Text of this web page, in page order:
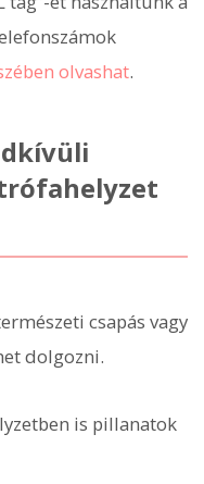
olvashat.
csapás vagy
dolgozni.
is pillanatok